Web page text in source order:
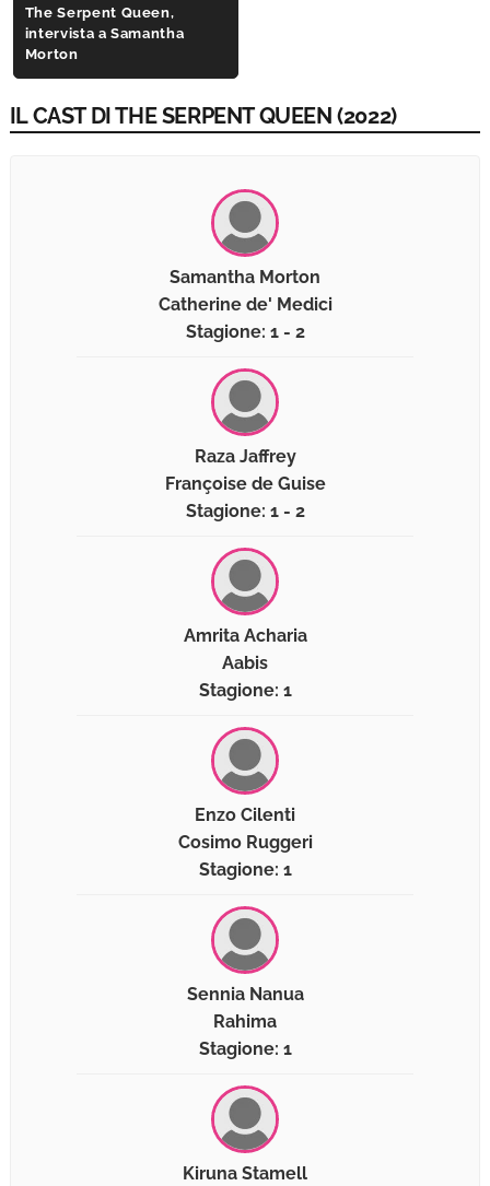
The Serpent Queen,
intervista a Samantha
Morton
IL CAST DI THE SERPENT QUEEN (2022)
Samantha Morton
Catherine de' Medici
Stagione: 1 - 2
Raza Jaffrey
Françoise de Guise
Stagione: 1 - 2
Amrita Acharia
Aabis
Stagione: 1
Enzo Cilenti
Cosimo Ruggeri
Stagione: 1
Sennia Nanua
Rahima
Stagione: 1
Kiruna Stamell